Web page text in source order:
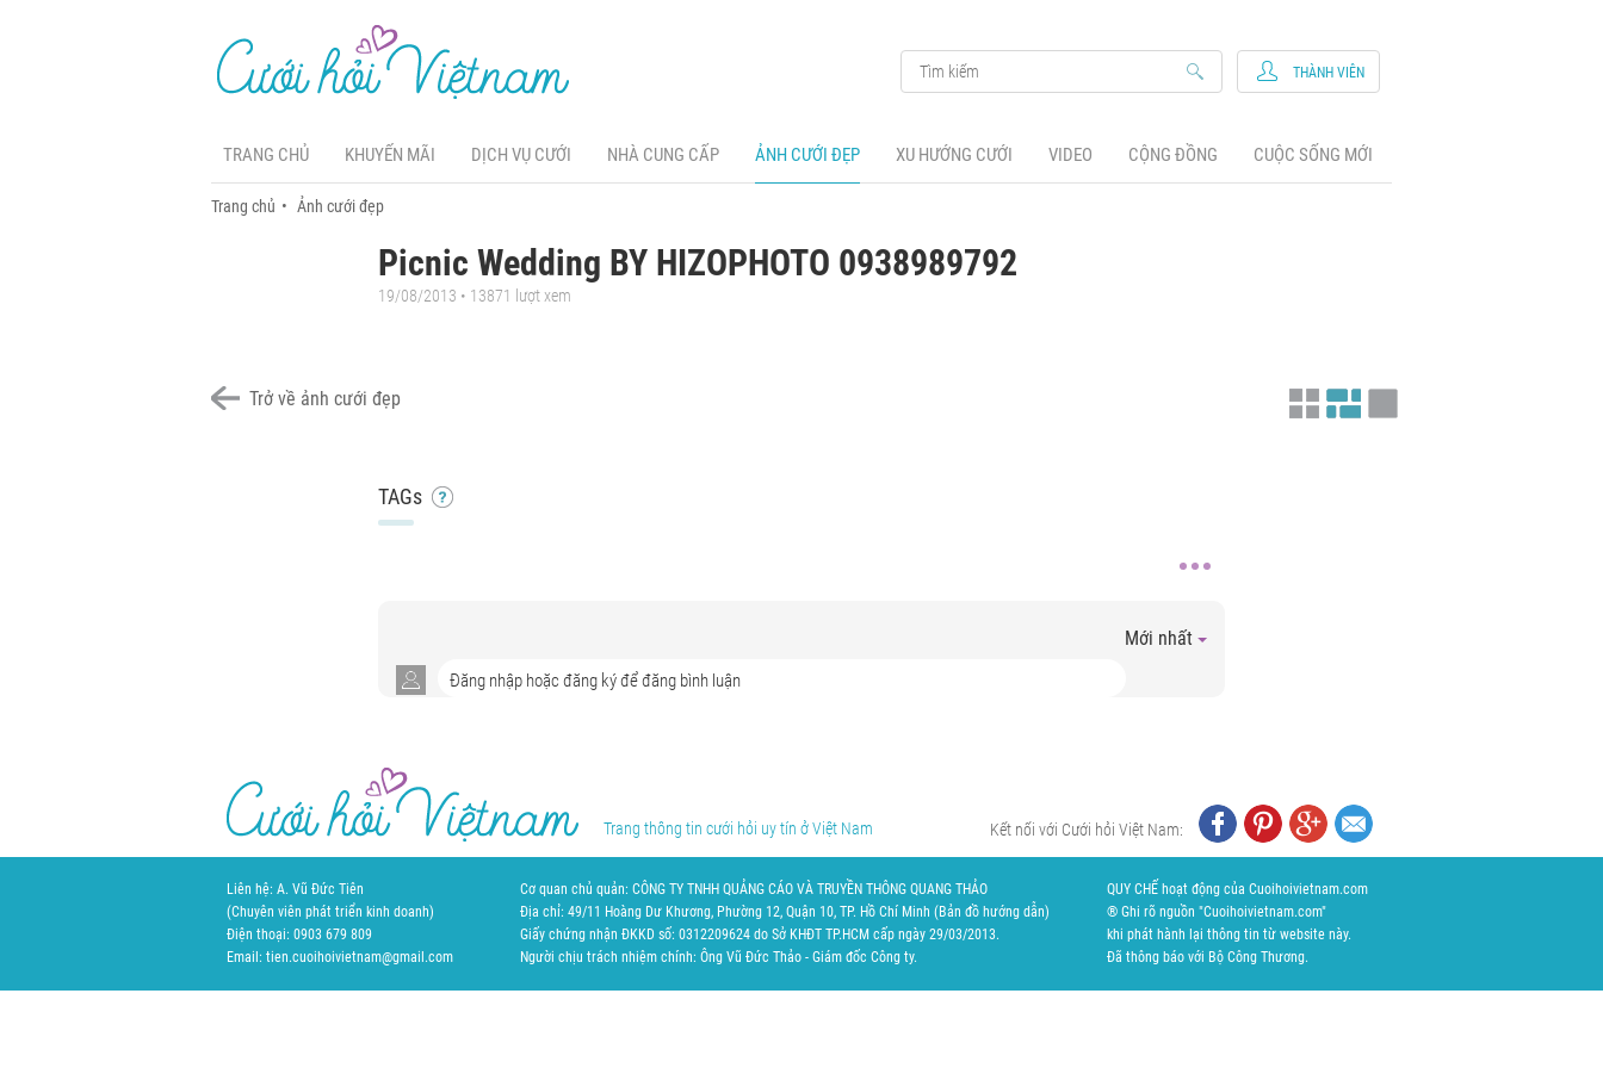
TRANG CHỦ KHUYẾN MÃI DỊCH VỤ CƯỚI NHÀ CUNG CẤP ẢNH CƯỚI ĐẸP XU HƯỚNG CƯỚI VIDEO CỘNG ĐỒNG CUỘC SỐNG MỚI
THÀNH VIÊN
Trang chủ Ảnh cưới đẹp
Picnic Wedding BY HIZOPHOTO 0938989792
19/08/2013 • 13871 lượt xem
Trở về ảnh cưới đẹp
TAGs
Mới nhất
Trang thông tin cưới hỏi uy tín ở Việt Nam Kết nối với Cưới hỏi Việt Nam:
Liên hệ: A. Vũ Đức Tiên
(Chuyên viên phát triển kinh doanh)
Điện thoại: 0903 679 809
Email: tien.cuoihoivietnam@gmail.com
Cơ quan chủ quản: CÔNG TY TNHH QUẢNG CÁO VÀ TRUYỀN THÔNG QUANG THẢO
Địa chỉ: 49/11 Hoàng Dư Khương, Phường 12, Quận 10, TP. Hồ Chí Minh ( Bản đồ hướng dẫn)
Giấy chứng nhận ĐKKD số: 0312209624 do Sở KHĐT TP.HCM cấp ngày 29/03/2013.
Người chịu trách nhiệm chính: Ông Vũ Đức Thảo - Giám đốc Công ty.
QUY CHẾ hoạt động của Cuoihoivietnam.com
® Ghi rõ nguồn "Cuoihoivietnam.com"
khi phát hành lại thông tin từ website này.
Đã thông báo với Bộ Công Thương.